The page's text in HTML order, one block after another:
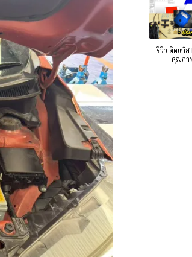
รีวิว ติดแก๊
คุณภา